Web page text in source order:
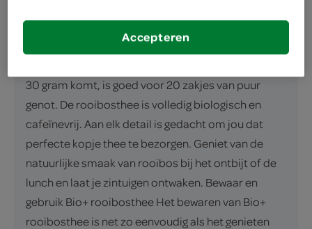
gezondheid De biologische rooibosthee van Bio+ is
een ware verwennerij voor thee liefhebbers. Deze
30 gram komt, is goed voor 20 zakjes van puur
genot. De rooibosthee is volledig biologisch en
cafeïnevrij. Aan elk detail is gedacht om jou dat
perfecte kopje thee te bezorgen. Geniet van de
natuurlijke smaak van rooibos bij het ontbijt of de
lunch en laat je zintuigen ontwaken. Bewaar en
gebruik Bio+ rooibosthee Het bewaren van Bio+
rooibosthee is net zo eenvoudig als het genieten
Accepteren